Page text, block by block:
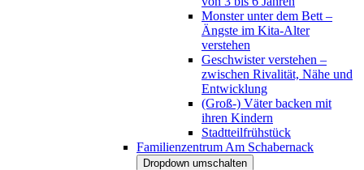
Monster unter dem Bett –
Ängste im Kita-Alter
verstehen
Geschwister verstehen –
zwischen Rivalität, Nähe und
Entwicklung
(Groß-) Väter backen mit
ihren Kindern
Stadtteilfrühstück
Familienzentrum Am Schabernack
Dropdown umschalten